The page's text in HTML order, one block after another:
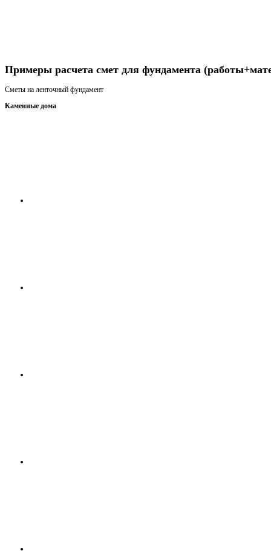
Примеры расчета смет для фундамента
Сметы на ленточный фундамент
Каменные дома